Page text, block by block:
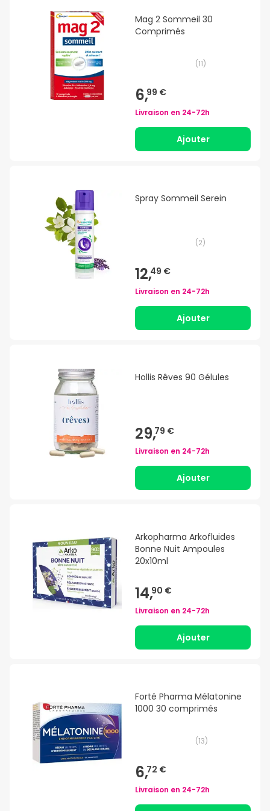
Mag 2 Sommeil 30
Comprimés
(11)
6,99 €
Livraison en 24-72h
Ajouter
Spray Sommeil Serein
(2)
12,49 €
Livraison en 24-72h
Ajouter
Hollis Rêves 90 Gélules
29,79 €
Livraison en 24-72h
Ajouter
Arkopharma Arkofluides
Bonne Nuit Ampoules
20x10ml
14,90 €
Livraison en 24-72h
Ajouter
Forté Pharma Mélatonine
1000 30 comprimés
(13)
6,72 €
Livraison en 24-72h